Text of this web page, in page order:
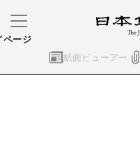
紙面ビューアー
ページ